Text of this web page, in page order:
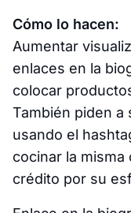
Cómo lo hacen:
Aumentar
enlaces en la
colocar
También piden a
usando el
cocinar la
crédito por su